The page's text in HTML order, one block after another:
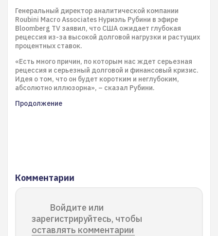
Генеральный директор аналитической компании
Roubini Macro Associates Нуриэль Рубини в эфире
Bloomberg TV заявил, что США ожидает глубокая
рецессия из-за высокой долговой нагрузки и растущих
процентных ставок.
«Есть много причин, по которым нас ждет серьезная
рецессия и серьезный долговой и финансовый кризис.
Идея о том, что он будет коротким и неглубоким,
абсолютно иллюзорна», – сказал Рубини.
Продолжение
Комментарии
Войдите или
зарегистрируйтесь, чтобы
оставлять комментарии